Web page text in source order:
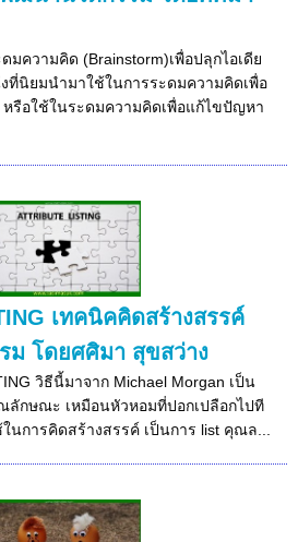
มความคิด (Brainstorm)เพื่อปลุกไอเดีย
ที่นิยมนำมาใช้ในการระดมความคิดเพื่อ
หรือใช้ในระดมความคิดเพื่อแก้ไขปัญหา
เทคนิคคิดสร้างสรรค์
โดยศศิมา สุขสว่าง
วิธีนี้มาจาก Michael Morgan เป็น
ลักษณะ เหมือนหัวหอมที่ปอกเปลือกไปที
นการคิดสร้างสรรค์ เป็นการ list คุณล...